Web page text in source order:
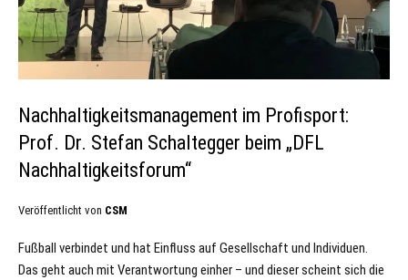
Nachhaltigkeitsmanagement im Profisport:
Prof. Dr. Stefan Schaltegger beim „DFL
Nachhaltigkeitsforum“
Veröffentlicht von CSM
Fußball verbindet und hat Einfluss auf Gesellschaft und Individuen.
Das geht auch mit Verantwortung einher – und dieser scheint sich die